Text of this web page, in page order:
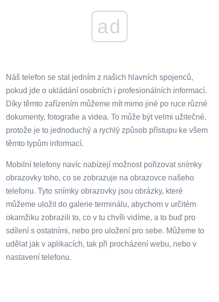
ad
Náš telefon se stal jedním z našich hlavních spojenců,
pokud jde o ukládání osobních i profesionálních informací.
Díky těmto zařízením můžeme mít mimo jiné po ruce různé
dokumenty, fotografie a videa. To může být velmi užitečné,
protože je to jednoduchý a rychlý způsob přístupu ke všem
těmto typům informací.
Mobilní telefony navíc nabízejí možnost pořizovat snímky
obrazovky toho, co se zobrazuje na obrazovce našeho
telefonu. Tyto snímky obrazovky jsou obrázky, které
můžeme uložit do galerie terminálu, abychom v určitém
okamžiku zobrazili to, co v tu chvíli vidíme, a to buď pro
sdílení s ostatními, nebo pro uložení pro sebe. Můžeme to
udělat jak v aplikacích, tak při procházení webu, nebo v
nastavení telefonu.